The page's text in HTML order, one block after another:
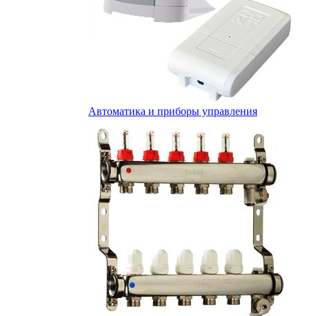
Автоматика и приборы управления